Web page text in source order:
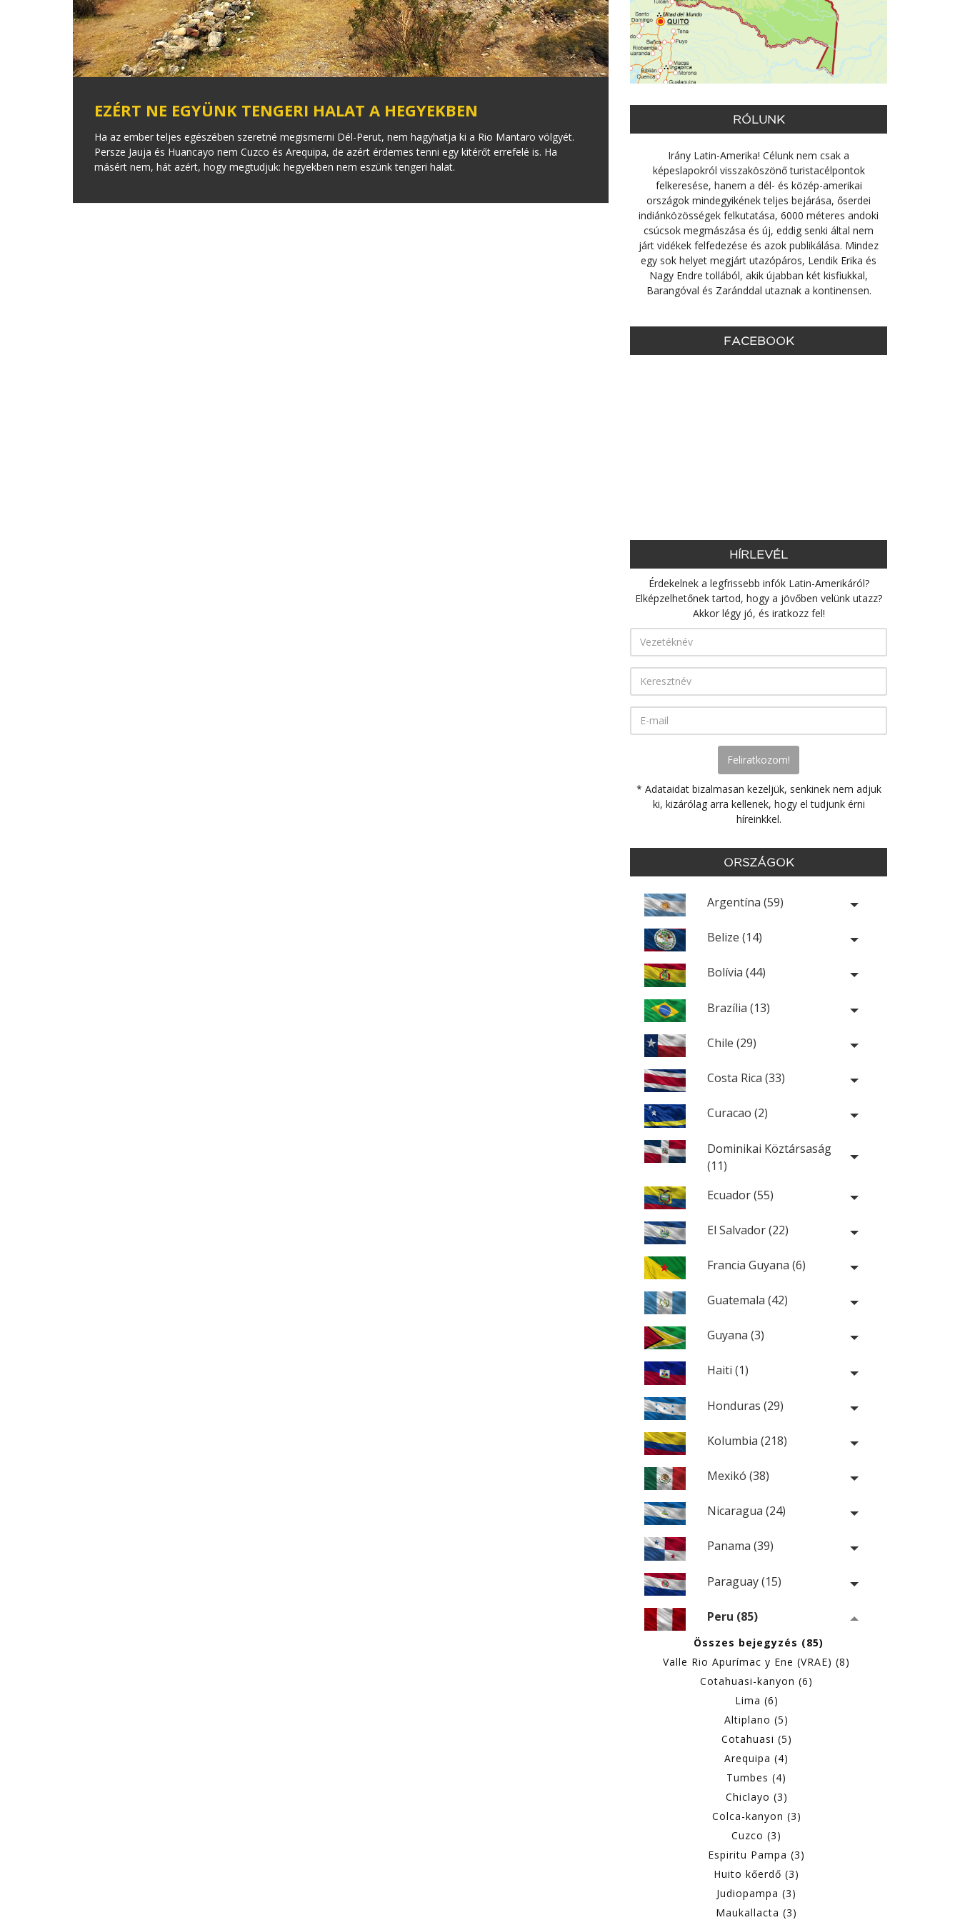
EZÉRT NE EGYÜNK TENGERI HALAT A HEGYEKBEN
Ha az ember teljes egészében szeretné megismerni Dél-Perut, nem hagyhatja ki a Rio Mantaro völgyét.
Persze Jauja és Huancayo nem Cuzco és Arequipa, de azért érdemes tenni egy kitérőt errefelé is. Ha
másért nem, hát azért, hogy megtudjuk: hegyekben nem eszünk tengeri halat.
RÓLUNK
Irány Latin-Amerika! Célunk nem csak a
képeslapokról visszaköszönő turistacélpontok
felkeresése, hanem a dél- és közép-amerikai
országok mindegyikének teljes bejárása, őserdei
indiánközösségek felkutatása, 6000 méteres andoki
csúcsok megmászása és új, eddig senki által nem
járt vidékek felfedezése és azok publikálása. Mindez
egy sok helyet megjárt utazópáros, Lendik Erika és
Nagy Endre tollából, akik újabban két kisfiukkal,
Barangóval és Zaránddal utaznak a kontinensen.
FACEBOOK
HÍRLEVÉL
Érdekelnek a legfrissebb infók Latin-Amerikáról?
Elképzelhetőnek tartod, hogy a jövőben velünk utazz?
Akkor légy jó, és iratkozz fel!
* Adataidat bizalmasan kezeljük, senkinek nem adjuk
ki, kizárólag arra kellenek, hogy el tudjunk érni
híreinkkel.
ORSZÁGOK
Argentína (59)
Belize (14)
Bolívia (44)
Brazília (13)
Chile (29)
Costa Rica (33)
Curacao (2)
Dominikai Köztársaság
(11)
Ecuador (55)
El Salvador (22)
Francia Guyana (6)
Guatemala (42)
Guyana (3)
Haiti (1)
Honduras (29)
Kolumbia (218)
Mexikó (38)
Nicaragua (24)
Panama (39)
Paraguay (15)
Peru (85)
Összes bejegyzés (85)
Valle Rio Apurímac y Ene (VRAE) (8)
Cotahuasi-kanyon (6)
Lima (6)
Altiplano (5)
Cotahuasi (5)
Arequipa (4)
Tumbes (4)
Chiclayo (3)
Colca-kanyon (3)
Cuzco (3)
Espiritu Pampa (3)
Huito kőerdő (3)
Judiopampa (3)
Maukallacta (3)